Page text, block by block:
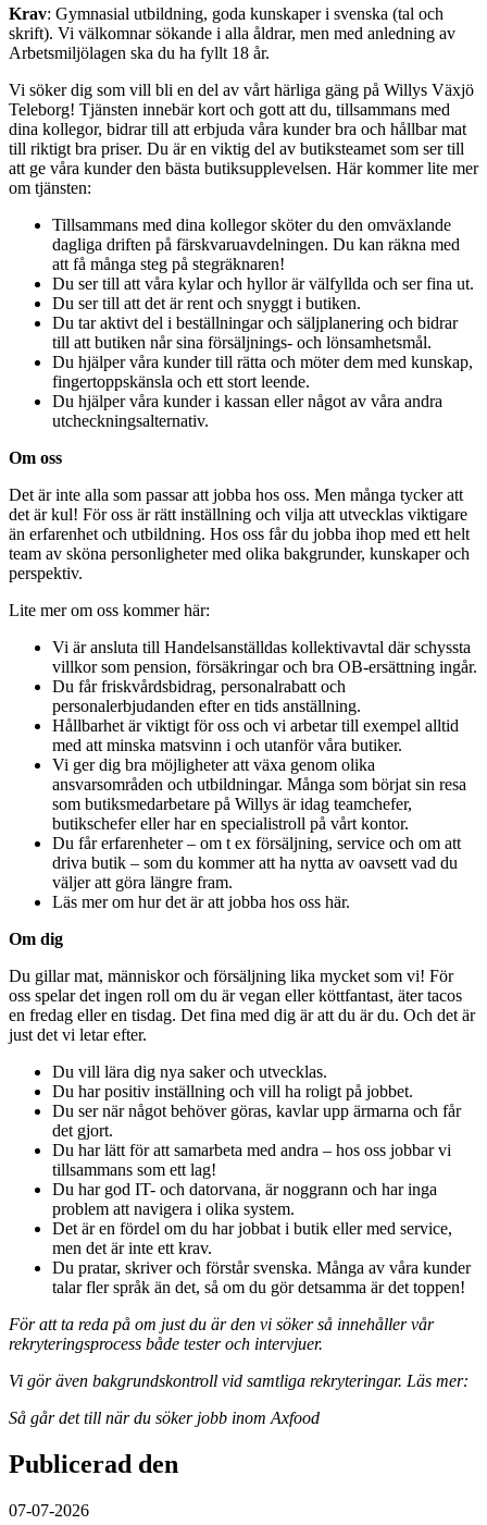
Krav: Gymnasial utbildning, goda kunskaper i svenska (tal och
skrift). Vi välkomnar sökande i alla åldrar, men med anledning av
Arbetsmiljölagen ska du ha fyllt 18 år.
Vi söker dig som vill bli en del av vårt härliga gäng på Willys Växjö
Teleborg! Tjänsten innebär kort och gott att du, tillsammans med
dina kollegor, bidrar till att erbjuda våra kunder bra och hållbar mat
till riktigt bra priser. Du är en viktig del av butiksteamet som ser till
att ge våra kunder den bästa butiksupplevelsen. Här kommer lite mer
om tjänsten:
Tillsammans med dina kollegor sköter du den omväxlande
dagliga driften på färskvaruavdelningen. Du kan räkna med
att få många steg på stegräknaren!
Du ser till att våra kylar och hyllor är välfyllda och ser fina ut.
Du ser till att det är rent och snyggt i butiken.
Du tar aktivt del i beställningar och säljplanering och bidrar
till att butiken når sina försäljnings- och lönsamhetsmål.
Du hjälper våra kunder till rätta och möter dem med kunskap,
fingertoppskänsla och ett stort leende.
Du hjälper våra kunder i kassan eller något av våra andra
utcheckningsalternativ.
Om oss
Det är inte alla som passar att jobba hos oss. Men många tycker att
det är kul! För oss är rätt inställning och vilja att utvecklas viktigare
än erfarenhet och utbildning. Hos oss får du jobba ihop med ett helt
team av sköna personligheter med olika bakgrunder, kunskaper och
perspektiv.
Lite mer om oss kommer här:
Vi är ansluta till Handelsanställdas kollektivavtal där schyssta
villkor som pension, försäkringar och bra OB-ersättning ingår.
Du får friskvårdsbidrag, personalrabatt och
personalerbjudanden efter en tids anställning.
Hållbarhet är viktigt för oss och vi arbetar till exempel alltid
med att minska matsvinn i och utanför våra butiker.
Vi ger dig bra möjligheter att växa genom olika
ansvarsområden och utbildningar. Många som börjat sin resa
som butiksmedarbetare på Willys är idag teamchefer,
butikschefer eller har en specialistroll på vårt kontor.
Du får erfarenheter – om t ex försäljning, service och om att
driva butik – som du kommer att ha nytta av oavsett vad du
väljer att göra längre fram.
Läs mer om hur det är att jobba hos oss här.
Om dig
Du gillar mat, människor och försäljning lika mycket som vi! För
oss spelar det ingen roll om du är vegan eller köttfantast, äter tacos
en fredag eller en tisdag. Det fina med dig är att du är du. Och det är
just det vi letar efter.
Du vill lära dig nya saker och utvecklas.
Du har positiv inställning och vill ha roligt på jobbet.
Du ser när något behöver göras, kavlar upp ärmarna och får
det gjort.
Du har lätt för att samarbeta med andra – hos oss jobbar vi
tillsammans som ett lag!
Du har god IT- och datorvana, är noggrann och har inga
problem att navigera i olika system.
Det är en fördel om du har jobbat i butik eller med service,
men det är inte ett krav.
Du pratar, skriver och förstår svenska. Många av våra kunder
talar fler språk än det, så om du gör detsamma är det toppen!
För att ta reda på om just du är den vi söker så innehåller vår
rekryteringsprocess både tester och intervjuer.
Vi gör även bakgrundskontroll vid samtliga rekryteringar. Läs mer:
Så går det till när du söker jobb inom Axfood
Publicerad den
07-07-2026